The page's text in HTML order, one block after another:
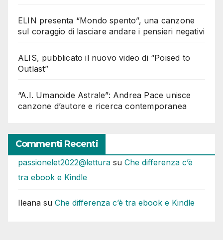
ELIN presenta “Mondo spento”, una canzone
sul coraggio di lasciare andare i pensieri negativi
ALIS, pubblicato il nuovo video di “Poised to
Outlast”
“A.I. Umanoide Astrale”: Andrea Pace unisce
canzone d’autore e ricerca contemporanea
Commenti Recenti
passionelet2022@lettura su Che differenza c’è
tra ebook e Kindle
Ileana su Che differenza c’è tra ebook e Kindle